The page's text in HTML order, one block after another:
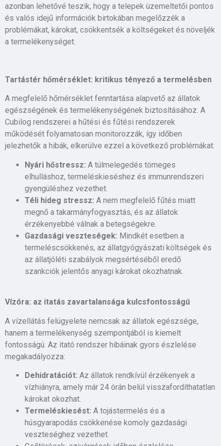
azonban lehetővé teszik, hogy a telepek üzemeltetői pontos
és valós idejű információk birtokában megelőzzék a
problémákat, károkat, csökkentsék a költségeket és növeljék
a termelékenységet.
Tartástér hőmérséklet: kritikus tényező a termelésben
A megfelelő hőmérséklet fenntartása alapvető az állatok
egészségének és termelékenységének biztosításához. A
Cubilog rendszerei a hűtési és fűtési rendszerek
működését folyamatosan monitorozzák, így időben
jelezhetők a hibák, elkerülve ezzel a következő problémákat:
Nyári hőstressz: A túlmelegedés tömeges
elhulláshoz, termeléskieséshez és immunrendszeri
gyengüléshez vezethet.
Téli hideg stressz: A nem megfelelő fűtés miatt
megnő a takarmányfogyasztás, és az állatok
érzékenyebbé válnak a betegségekre.
Gazdasági veszteségek: Mindkét esetben a
termeléscsökkenés, az állatgyógyászati költségek és
az állatjóléti szabályok megsértéséből eredő
szankciók jelentős anyagi károkat okozhatnak.
Vízóra: az itatás zavartalansága kulcsfontosságú
A vízellátás felügyelete nemcsak az állatok egészsége,
hanem a termelékenység szempontjából is kiemelt
fontosságú. Az itató rendszer hibáinak gyors észlelése
megakadályozza:
Dehidratációt: Az állatok rendkívül érzékenyek a
vízhiányra, amely már 24 órán belül visszafordíthatatlan
károkat okozhat.
Termeléskiesést: A tojástermelés és a
húsgyarapodás csökkenése komoly gazdasági
veszteséghez vezethet.